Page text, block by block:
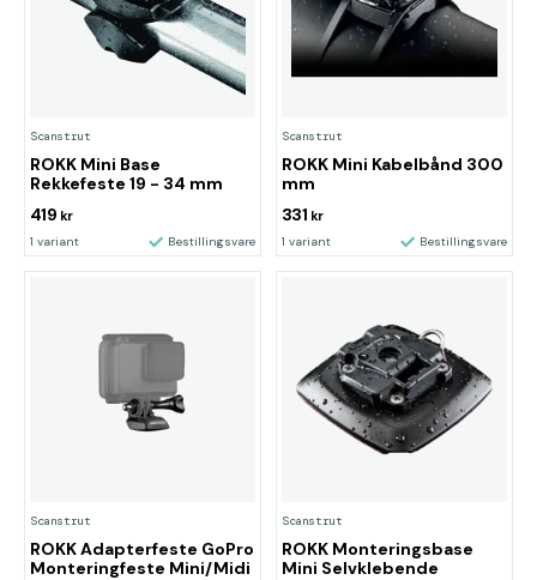
Scanstrut
ROKK Mini Base
Rekkefeste 19 - 34 mm
419 kr
1 variant Bestillingsvare
Scanstrut
ROKK Mini Kabelbånd 300
mm
331 kr
1 variant Bestillingsvare
Scanstrut
ROKK Adapterfeste GoPro
Monteringfeste Mini/Midi
Scanstrut
ROKK Monteringsbase
Mini Selvklebende